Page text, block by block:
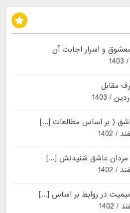
و اسرار اجابت آن
مقابل
( بر اساس مطالعات [...]
مردان عاشق شنیدنش [...]
در روابط بر اساس [...]